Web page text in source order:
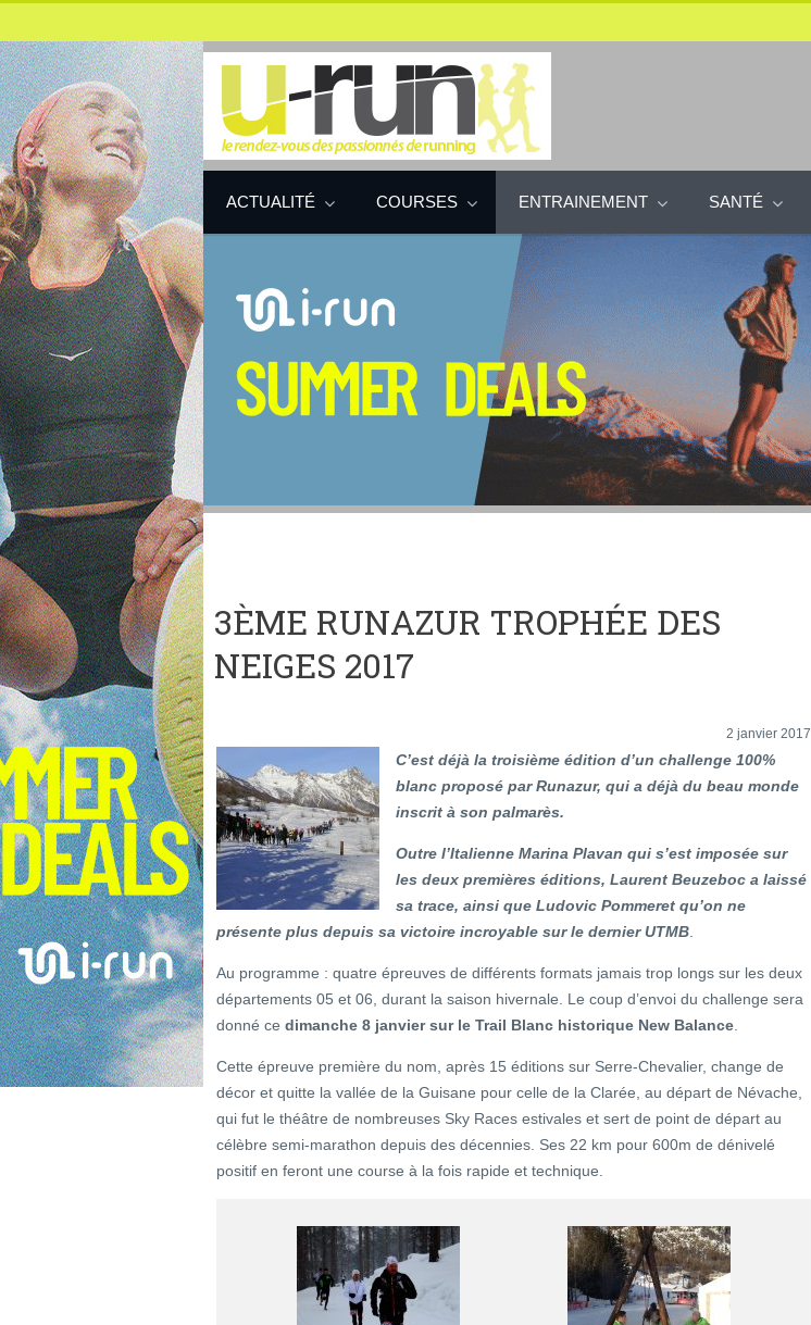
ACTUALITÉ COURSES ENTRAINEMENT SANTÉ
3ÈME RUNAZUR TROPHÉE DES
NEIGES 2017
2 janvier 2017
C’est déjà la troisième édition d’un challenge 100%
blanc proposé par Runazur, qui a déjà du beau monde
inscrit à son palmarès.
Outre l’Italienne Marina Plavan qui s’est imposée sur
les deux premières éditions, Laurent Beuzeboc a laissé
sa trace, ainsi que Ludovic Pommeret qu’on ne
présente plus depuis sa victoire incroyable sur le dernier UTMB
Au programme : quatre épreuves de différents formats jamais trop longs sur les deux
départements 05 et 06, durant la saison hivernale. Le coup d’envoi du challenge sera
donné ce dimanche 8 janvier sur le Trail Blanc historique New Balance
Cette épreuve première du nom, après 15 éditions sur Serre-Chevalier, change de
décor et quitte la vallée de la Guisane pour celle de la Clarée, au départ de Névache,
qui fut le théâtre de nombreuses Sky Races estivales et sert de point de départ au
célèbre semi-marathon depuis des décennies. Ses 22 km pour 600m de dénivelé
positif en feront une course à la fois rapide et technique.